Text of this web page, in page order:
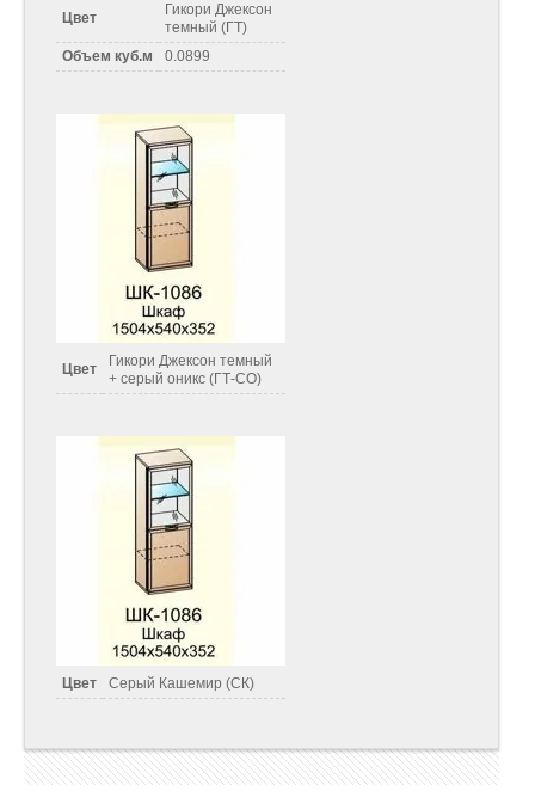
Цвет
Гикори Джексон
темный (ГТ)
Объем куб.м
0.0899
Цвет
Гикори Джексон темный
+ серый оникс (ГТ-СО)
Цвет Серый Кашемир (СК)